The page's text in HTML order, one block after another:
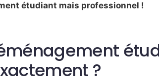
étudiant mais professionnel !
?